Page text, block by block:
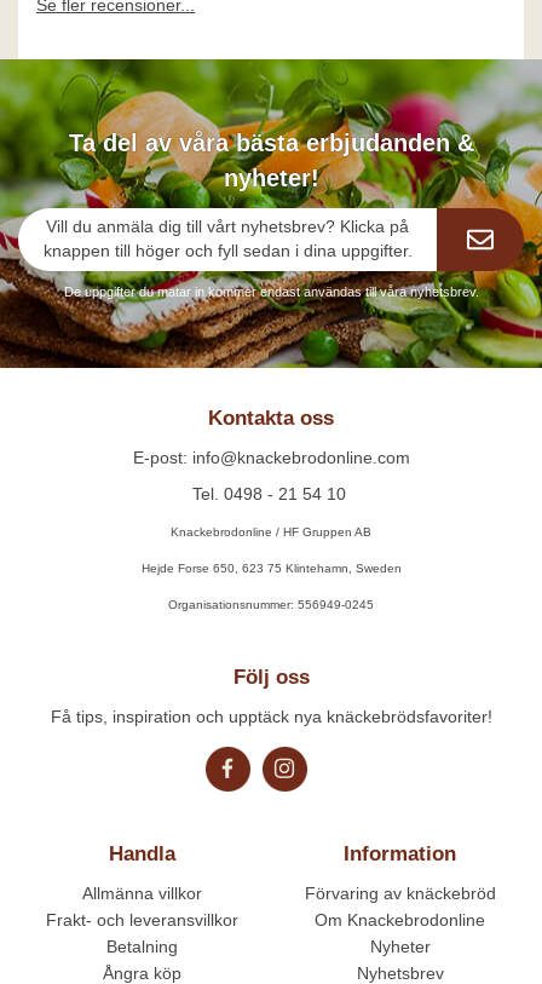
Se fler recensioner...
Ta del av våra bästa erbjudanden &
nyheter!
Vill du anmäla dig till vårt nyhetsbrev? Klicka på
knappen till höger och fyll sedan i dina uppgifter.
De uppgifter du matar in kommer endast användas till våra nyhetsbrev.
Kontakta oss
E-post: info@knackebrodonline.com
Tel. 0498 - 21 54 10
Knackebrodonline / HF Gruppen AB
Hejde Forse 650, 623 75 Klintehamn, Sweden
Organisationsnummer: 556949-0245
Handla
Allmänna villkor
Frakt- och leveransvillkor
Betalning
Ångra köp
Information
Förvaring av knäckebröd
Om Knackebrodonline
Nyheter
Nyhetsbrev
Följ oss
Få tips, inspiration och upptäck nya knäckebrödsfavoriter!